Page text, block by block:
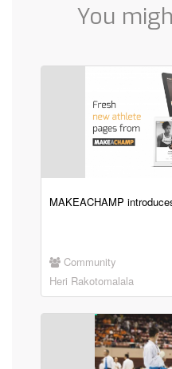
You
MAKEACHAMP
Community
Heri Rakotomalala